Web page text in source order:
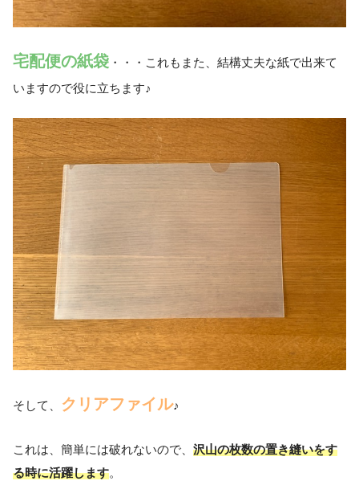
宅配便の紙袋 ・・・これもまた、結構丈夫な紙で出来て
いますので役に立ちます♪
そして、 クリアファイル♪
これは、簡単には破れないので、 沢山の枚数の置き縫いをす
る時に活躍します。